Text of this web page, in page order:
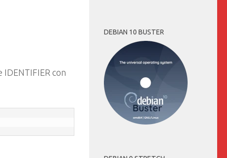
IDENTIFIER con
DEBIAN 10 BUSTER